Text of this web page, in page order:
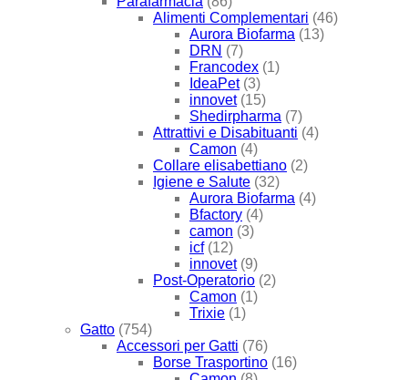
Alimenti Complementari (46)
Aurora Biofarma (13)
DRN (7)
Francodex (1)
IdeaPet (3)
innovet (15)
Shedirpharma (7)
Attrattivi e Disabituanti (4)
Camon (4)
Collare elisabettiano (2)
Igiene e Salute (32)
Aurora Biofarma (4)
Bfactory (4)
camon (3)
icf (12)
innovet (9)
Post-Operatorio (2)
Camon (1)
Trixie (1)
Gatto (754)
Accessori per Gatti (76)
Borse Trasportino (16)